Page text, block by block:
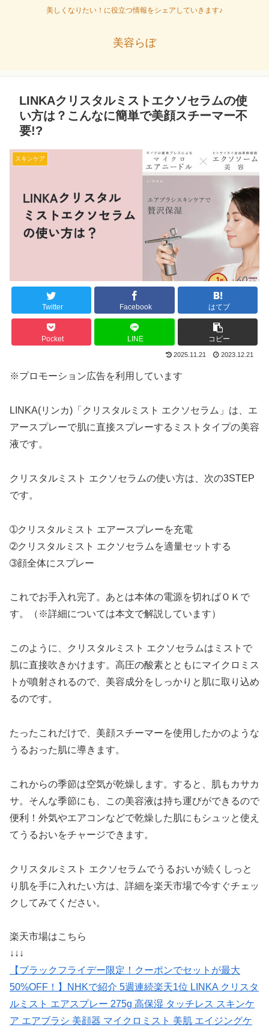
美しくなりたい！に役立つ情報をシェアしていきます♪
美容らぼ
LINKAクリスタルミストエクソセラムの使
い方は？こんなに簡単で美顔スチーマー不
要!?
スキンケア
Twitter Facebook はてブ
Pocket LINE コピー
2025.11.21 2023.12.21
※プロモーション広告を利用しています
LINKA(リンカ)「クリスタルミスト エクソセラム」は、エ
アースプレーで肌に直接スプレーするミストタイプの美容
液です。
クリスタルミスト エクソセラムの使い方は、次の3STEP
です。
➀クリスタルミスト エアースプレーを充電
➁クリスタルミスト エクソセラムを適量セットする
➂顔全体にスプレー
これでお手入れ完了。あとは本体の電源を切ればＯＫで
す。（※詳細については本文で解説しています）
このように、クリスタルミスト エクソセラムはミストで
肌に直接吹きかけます。高圧の酸素とともにマイクロミス
トが噴射されるので、美容成分をしっかりと肌に取り込め
るのです。
たったこれだけで、美顔スチーマーを使用したかのような
うるおった肌に導きます。
これからの季節は空気が乾燥します。すると、肌もカサカ
サ。そんな季節にも、この美容液は持ち運びができるので
便利！外気やエアコンなどで乾燥した肌にもシュッと使え
てうるおいをチャージできます。
クリスタルミスト エクソセラムでうるおいが続くしっと
り肌を手に入れたい方は、詳細を楽天市場で今すぐチェッ
クしてみてください。
楽天市場はこちら
↓↓↓
【ブラックフライデー限定！クーポンでセットが最大
50%OFF！】NHKで紹介 5週連続楽天1位 LINKA クリスタ
ルミスト エアスプレー 275g 高保湿 タッチレス スキンケ
ア エアブラシ 美顔器 マイクロミスト 美肌 エイジングケ